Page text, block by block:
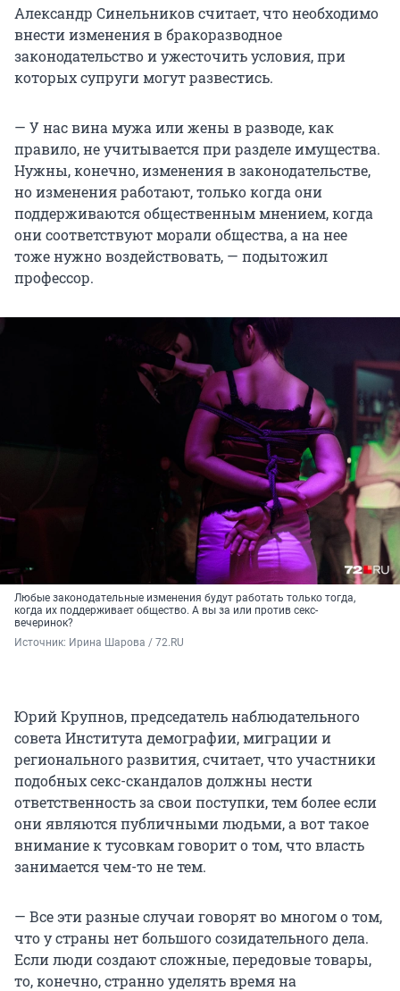
Александр Синельников считает, что необходимо
внести изменения в бракоразводное
законодательство и ужесточить условия, при
которых супруги могут развестись.
— У нас вина мужа или жены в разводе, как
правило, не учитывается при разделе имущества.
Нужны, конечно, изменения в законодательстве,
но изменения работают, только когда они
поддерживаются общественным мнением, когда
они соответствуют морали общества, а на нее
тоже нужно воздействовать, — подытожил
профессор.
Любые законодательные изменения будут работать только тогда,
когда их поддерживает общество. А вы за или против секс-
вечеринок?
Источник: Ирина Шарова / 72.RU
Юрий Крупнов, председатель наблюдательного
совета Института демографии, миграции и
регионального развития, считает, что участники
подобных секс-скандалов должны нести
ответственность за свои поступки, тем более если
они являются публичными людьми, а вот такое
внимание к тусовкам говорит о том, что власть
занимается чем-то не тем.
— Все эти разные случаи говорят во многом о том,
что у страны нет большого созидательного дела.
Если люди создают сложные, передовые товары,
то, конечно, странно уделять время на